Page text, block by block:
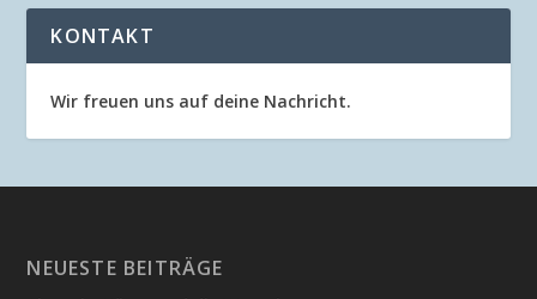
KONTAKT
Wir freuen uns auf deine Nachricht.
NEUESTE BEITRÄGE